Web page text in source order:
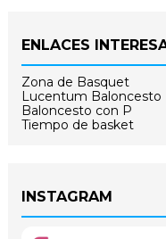
ENLACES
Zona de Basquet
Lucentum Baloncesto
Baloncesto con P
Tiempo de basket
INSTAGRAM